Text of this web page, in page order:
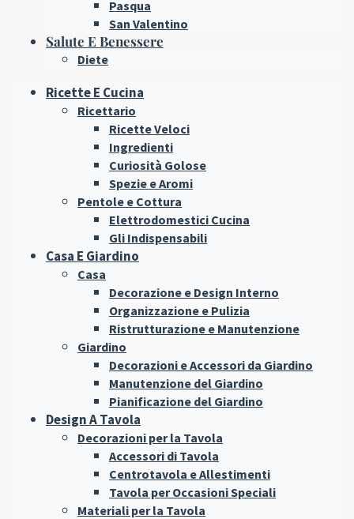
Pasqua
San Valentino
Salute E Benessere
Diete
Ricette E Cucina
Ricettario
Ricette Veloci
Ingredienti
Curiosità Golose
Spezie e Aromi
Pentole e Cottura
Elettrodomestici Cucina
Gli Indispensabili
Casa E Giardino
Casa
Decorazione e Design Interno
Organizzazione e Pulizia
Ristrutturazione e Manutenzione
Giardino
Decorazioni e Accessori da Giardino
Manutenzione del Giardino
Pianificazione del Giardino
Design A Tavola
Decorazioni per la Tavola
Accessori di Tavola
Centrotavola e Allestimenti
Tavola per Occasioni Speciali
Materiali per la Tavola